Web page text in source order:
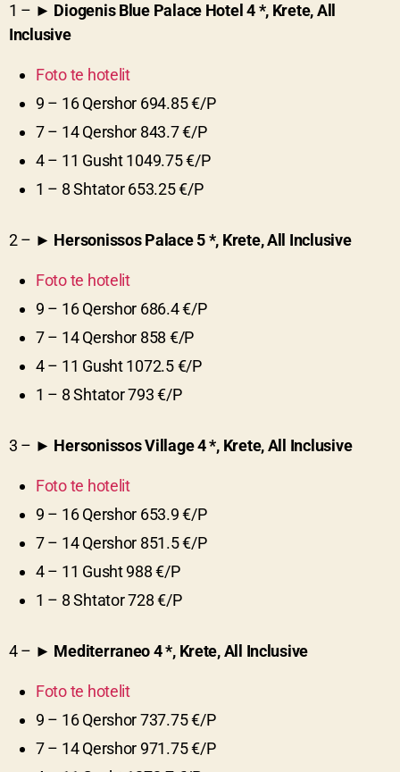
1 – ► Diogenis Blue Palace Hotel 4*, Krete, All
Inclusive
Foto te hotelit
9 – 16 Qershor 694.85 €/P
7 – 14 Qershor 843.7 €/P
4 – 11 Gusht 1049.75 €/P
1 – 8 Shtator 653.25 €/P
2 – ► Hersonissos Palace 5*, Krete, All Inclusive
Foto te hotelit
9 – 16 Qershor 686.4 €/P
7 – 14 Qershor 858 €/P
4 – 11 Gusht 1072.5 €/P
1 – 8 Shtator 793 €/P
3 – ► Hersonissos Village4*, Krete, All Inclusive
Foto te hotelit
9 – 16 Qershor 653.9 €/P
7 – 14 Qershor 851.5 €/P
4 – 11 Gusht 988 €/P
1 – 8 Shtator 728 €/P
4 – ► Mediterraneo4*, Krete, All Inclusive
Foto te hotelit
9 – 16 Qershor 737.75 €/P
7 – 14 Qershor 971.75 €/P